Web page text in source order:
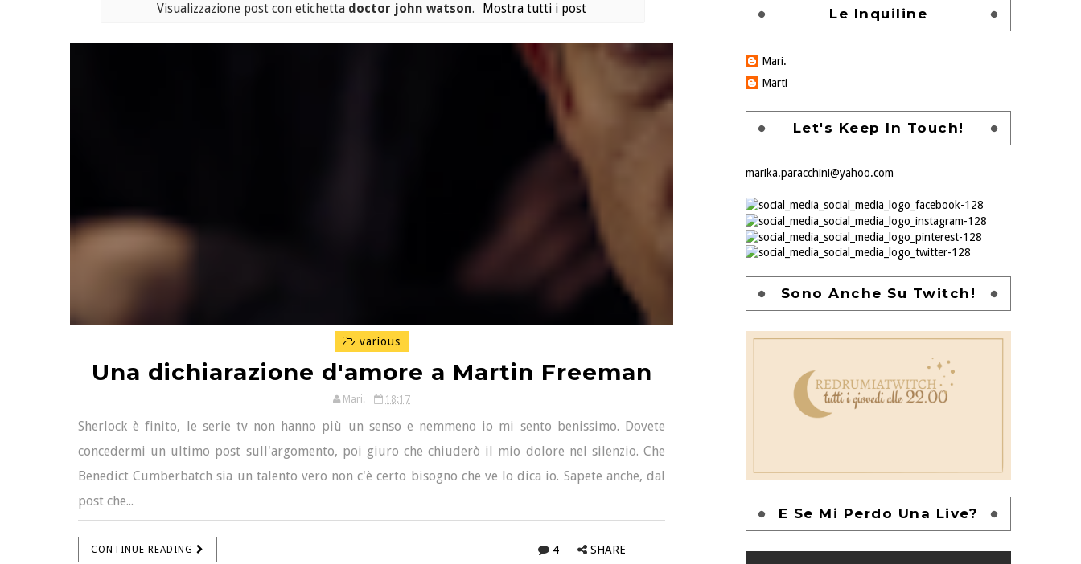
Visualizzazione post con etichetta doctor john watson. Mostra tutti i post
various
Una dichiarazione d'amore a Martin Freeman
Mari. 18:17
Sherlock è finito, le serie tv non hanno più un senso e nemmeno io mi sento benissimo. Dovete
concedermi un ultimo post sull'argomento, poi giuro che chiuderò il mio dolore nel silenzio. Che
Benedict Cumberbatch sia un talento vero non c'è certo bisogno che ve lo dica io. Sapete anche, dal
post che...
CONTINUE READING 4 SHARE
Le Inquiline
Mari.
Marti
Let's Keep In Touch!
marika.paracchini@yahoo.com
Sono Anche Su Twitch!
E Se Mi Perdo Una Live?